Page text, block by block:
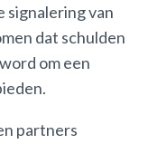
signalering van
dat schulden
om een
partners